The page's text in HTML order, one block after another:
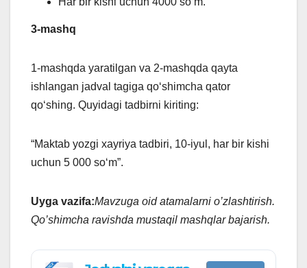
3-mashq
1-mashqda yaratilgan va 2-mashqda qayta
ishlangan jadval tagiga qoʻshimcha qator
qoʻshing. Quyidagi tadbirni kiriting:
“Maktab yozgi xayriya tadbiri, 10-iyul, har bir kishi
uchun 5 000 so‘m”.
Uyga vazifa:Mavzuga oid atamalarni o’zlashtirish.
Qo’shimcha ravishda mustaqil mashqlar bajarish.